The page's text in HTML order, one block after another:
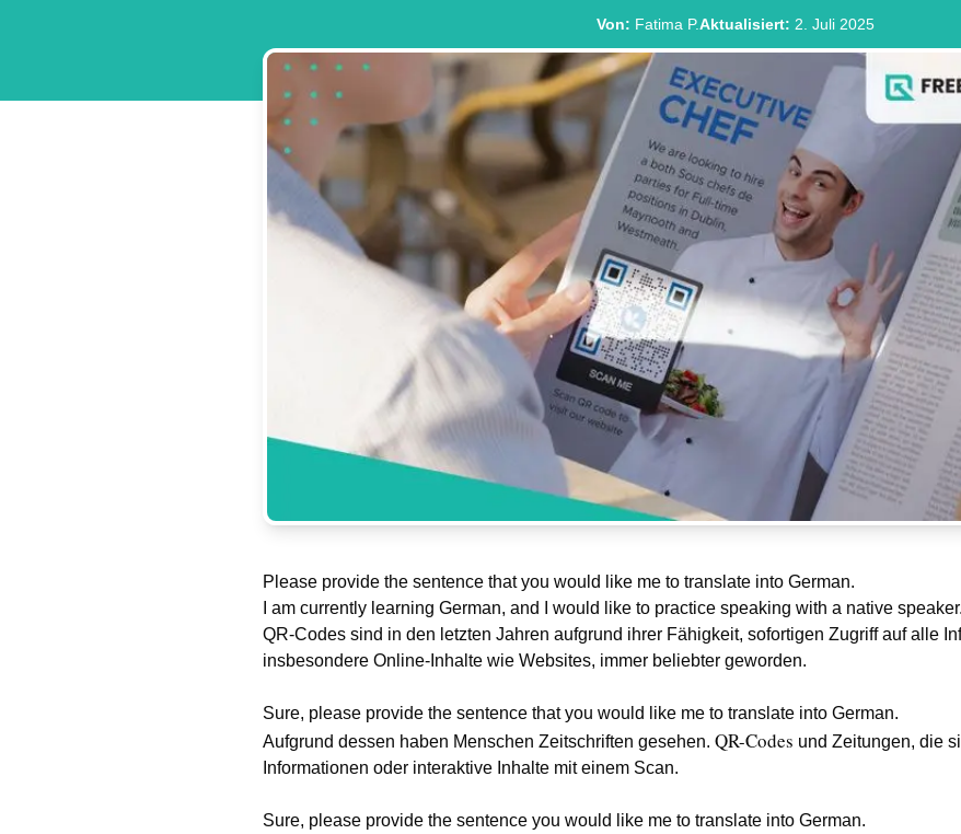
Von: Fatima P.Aktualisiert: 2. Juli 2025
Please provide the sentence that you would like me to translate into German.
I am currently learning German, and I would like to practice speaking with a native speaker.
QR-Codes sind in den letzten Jahren aufgrund ihrer Fähigkeit, sofortigen Zugriff auf alle
insbesondere Online-Inhalte wie Websites, immer beliebter geworden.
Sure, please provide the sentence that you would like me to translate into German.
Aufgrund dessen haben Menschen Zeitschriften gesehen. QR-Codes und Zeitungen, die
Informationen oder interaktive Inhalte mit einem Scan.
Sure, please provide the sentence you would like me to translate into German.